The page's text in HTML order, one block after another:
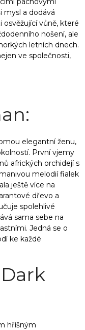
mysl a dodává
vůně, které
nošení, ale
letních dnech.
ve společnosti,
elegantní ženu,
První vjemy
afrických orchidejí s
melodií fialek
ještě více na
dřevo a
spolehlivé
sama sebe na
Jedná se o
ke každé
hříšným